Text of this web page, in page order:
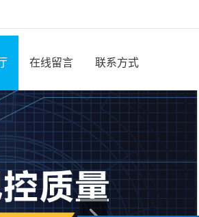
在线留言 联系方式